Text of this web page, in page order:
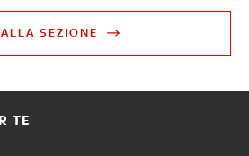
SEZIONE
TE